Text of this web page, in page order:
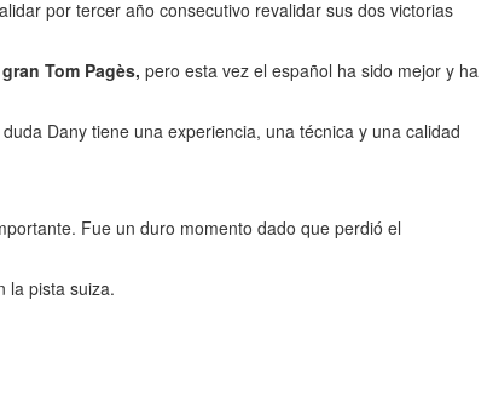
por tercer año consecutivo revalidar sus dos victorias
Tom Pagès, pero esta vez el español ha sido mejor y ha
Dany tiene una experiencia, una técnica y una calidad
Fue un duro momento dado que perdió el
la pista suiza.